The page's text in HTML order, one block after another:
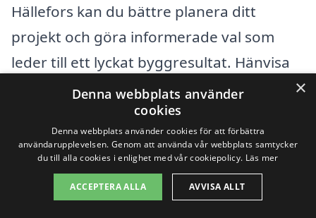
Hällefors kan du bättre planera ditt
projekt och göra informerade val som
leder till ett lyckat byggresultat. Hänvisa
alltid till erkända företag och kontrollera
vad som ingår i deras tjänster. Detta
säkerställer att du får bästa möjliga värde
för dina pengar.
×
Denna webbplats använder
cookies
Denna webbplats använder cookies för att förbättra
användarupplevelsen. Genom att använda vår webbplats samtycker
du till alla cookies i enlighet med vår cookiepolicy. Läs mer
ACCEPTERA ALLA AVVISA ALLT